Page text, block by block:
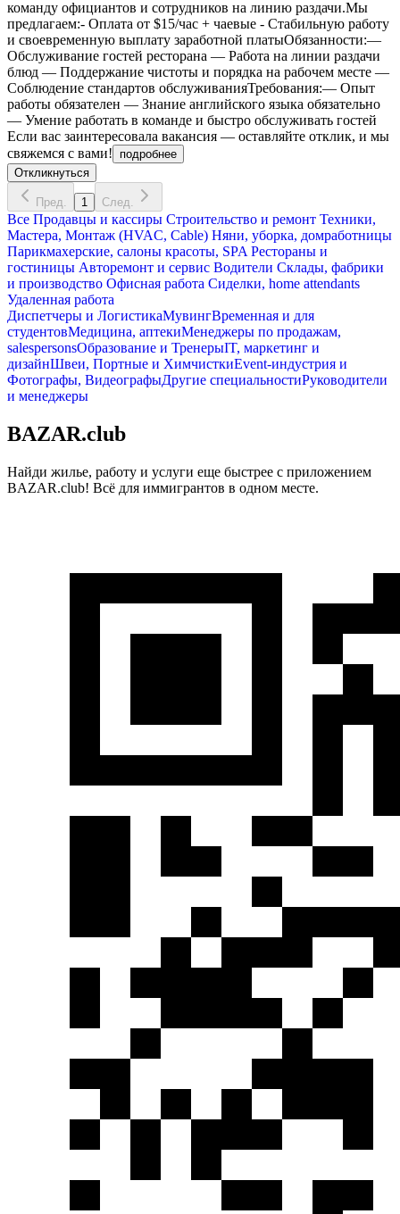
команду официантов и сотрудников на линию раздачи.Мы
предлагаем:- Оплата от $15/час + чаевые - Стабильную работу
и своевременную выплату заработной платыОбязанности:—
Обслуживание гостей ресторана — Работа на линии раздачи
блюд — Поддержание чистоты и порядка на рабочем месте —
Соблюдение стандартов обслуживанияТребования:— Опыт
работы обязателен — Знание английского языка обязательно
— Умение работать в команде и быстро обслуживать гостей
Если вас заинтересовала вакансия — оставляйте отклик, и мы
свяжемся с вами!
подробнее
Откликнуться
Пред. 1 След.
Все Продавцы и кассиры Строительство и ремонт Техники,
Мастера, Монтаж (HVAC, Cable) Няни, уборка, домработницы
Парикмахерские, салоны красоты, SPA Рестораны и
гостиницы Авторемонт и cервис Водители Склады, фабрики
и производство Офисная работа Сиделки, home attendants
Удаленная работа
Диспетчеры и ЛогистикаМувингВременная и для
студентовМедицина, аптекиМенеджеры по продажам,
salespersonsОбразование и ТренерыIT, маркетинг и
дизайнШвеи, Портные и ХимчисткиEvent-индустрия и
Фотографы, ВидеографыДругие специальностиРуководители
и менеджеры
BAZAR.club
Найди жилье, работу и услуги еще быстрее с приложением
BAZAR.club! Всё для иммигрантов в одном месте.